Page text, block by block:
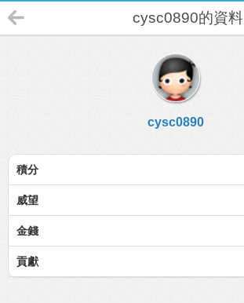
cysc0890的資料
cysc0890
積分
威望
金錢
貢獻